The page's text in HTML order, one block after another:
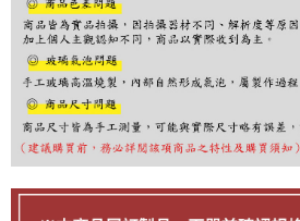
購買商品的店家。未經商家同意取消之訂單仍
後付繳納相關費用。
※ 交易是否成功請以「AFTEE先享後付 」之結
是否繳費成功／繳費後需取消欲退款等相關疑
客戶支援中心」 https://
【注意事項】
１．透過由恩沛科技股份有限公司提供之「
易，需依本服務之必要範圍內提供個人資料，
權轉讓予恩沛科技股份有限公司。